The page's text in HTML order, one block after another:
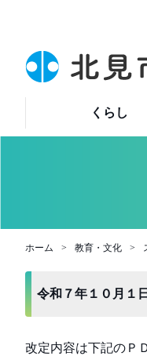
くらし
ホーム 教育・文化
令和７年１０月１
改定内容は下記のＰ